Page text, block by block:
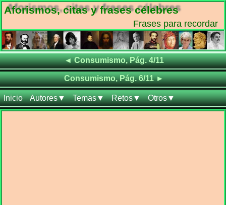
Aforismos, citas y frases célebres
Frases para recordar
◄Frases de
Consumismo, Pág. 4/11
Frases de
Consumismo, Pág. 6/11►
Inicio Autores▼ Temas▼ Retos▼ Otros▼